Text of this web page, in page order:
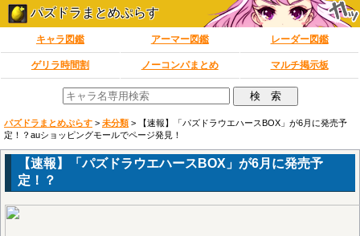
パズドラまとめぷらす
キャラ図鑑 アーマー図鑑 レーダー図鑑
ゲリラ時間割 ノーコンパまとめ マルチ掲示板
パズドラまとめぷらす > 未分類 >
【速報】「パズドラウエハースBOX」が6月に発売予
定！？auショッピングモールでページ発見！
【速報】「パズドラウエハースBOX」が6月に発売予
定！？